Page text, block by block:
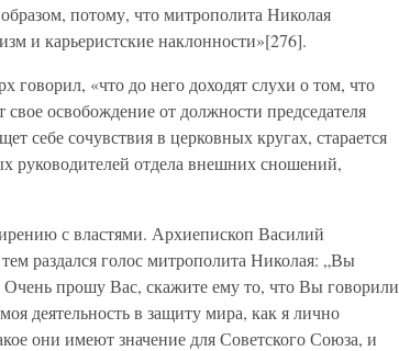
потому, что митрополита Николая
и карьеристские наклонности»[276].
говорил, «что до него доходят слухи о том, что
освобождение от должности председателя
себе сочувствия в церковных кругах, старается
руководителей отдела внешних сношений,
с властями. Архиепископ Василий
раздался голос митрополита Николая: „Вы
Очень прошу Вас, скажите ему то, что Вы говорили
деятельность в защиту мира, как я лично
они имеют значение для Советского Союза, и